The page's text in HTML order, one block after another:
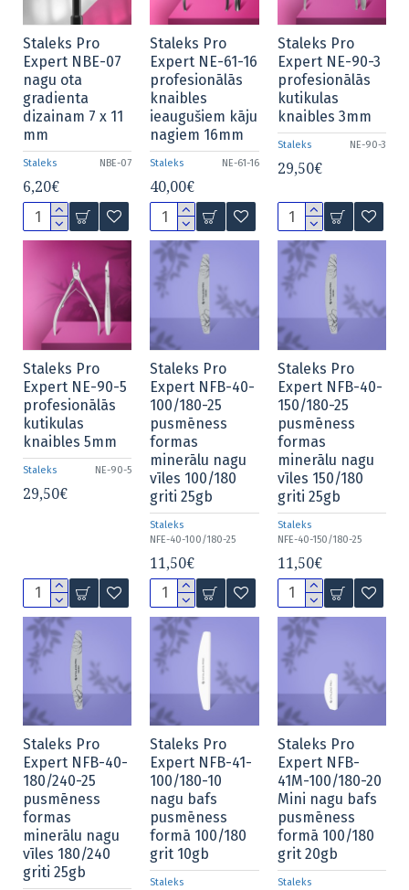
Staleks NBE-07
Staleks Pro
Expert NBE-07
nagu ota
gradienta
dizainam 7 x 11
mm
6,20€
Staleks NE-61-16
Staleks Pro
Expert NE-61-16
profesionālās
knaibles
ieaugušiem kāju
nagiem 16mm
40,00€
Staleks NE-90-3
Staleks Pro
Expert NE-90-3
profesionālās
kutikulas
knaibles 3mm
29,50€
Staleks NE-90-5
Staleks Pro
Expert NE-90-5
profesionālās
kutikulas
knaibles 5mm
29,50€
Staleks
NFE-40-100/180-25
Staleks Pro
Expert NFB-40-
100/180-25
pusmēness
formas
minerālu nagu
vīles 100/180
griti 25gb
11,50€
Staleks
NFE-40-150/180-25
Staleks Pro
Expert NFB-40-
150/180-25
pusmēness
formas
minerālu nagu
vīles 150/180
griti 25gb
11,50€
Staleks Pro
Expert NFB-40-
180/240-25
pusmēness
formas
minerālu nagu
vīles 180/240
griti 25gb
Staleks
Staleks Pro
Expert NFB-41-
100/180-10
nagu bafs
pusmēness
formā 100/180
grit 10gb
Staleks
Staleks Pro
Expert NFB-
41M-100/180-20
Mini nagu bafs
pusmēness
formā 100/180
grit 20gb